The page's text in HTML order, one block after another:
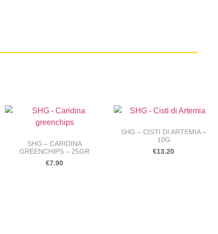
SHG – CARIDINA
GREENCHIPS – 25GR
€7.90
SHG – CISTI DI ARTEMIA –
10G
€13.20